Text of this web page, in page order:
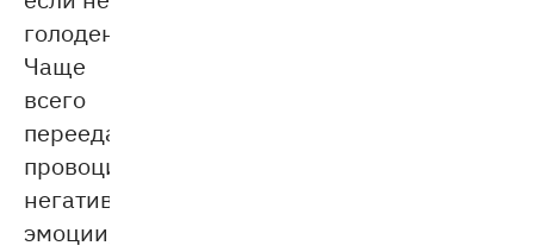
голоден.
Чаще
всего
переедание
провоцируют
негативные
эмоции,